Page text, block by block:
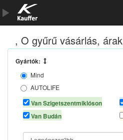
Szerszámkatalógus
Kosár
Alkatrészek
, O gyűrű vásárlás, árak
Gyártók:
Mind
AUTOLIFE
CORONA
VALEO
Van Szigetszentmiklóson
Van Budán